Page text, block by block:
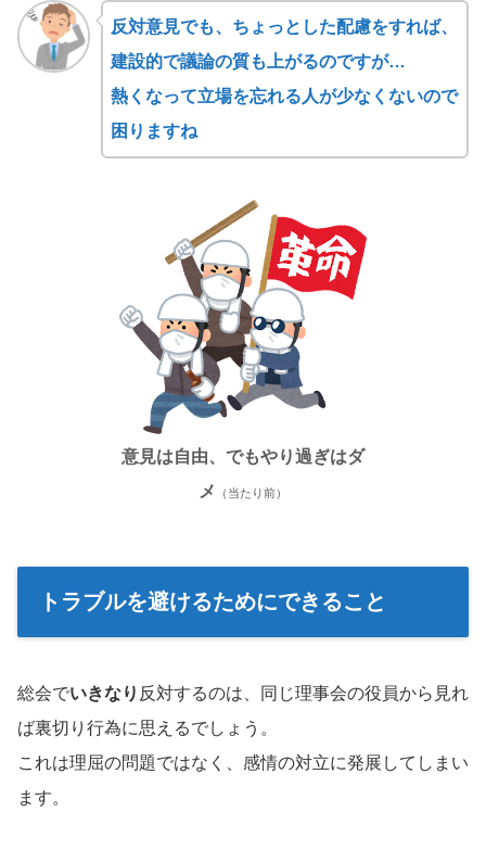
反対意見でも、ちょっとした配慮をすれば、
建設的で議論の質も上がるのですが…
熱くなって立場を忘れる人が少なくないので
困りますね
意見は自由、でもやり過ぎはダ
メ
（当たり前）
トラブルを避けるためにできること
総会でいきなり 反対するのは、同じ理事会の役員から見れ
ば裏切り行為に思えるでしょう。
これは理屈の問題ではなく、感情の対立に発展してしまい
ます。